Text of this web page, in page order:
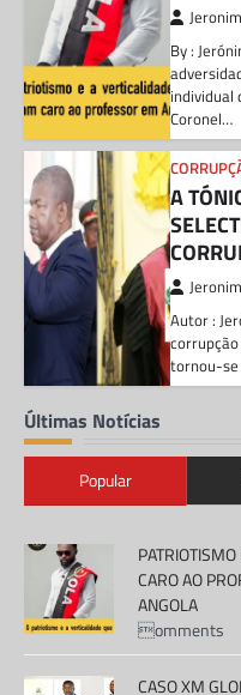
By :
individual
Coronel…
A
Autor :
tornou-
Últimas Notícias
Popular
CARO AO
ANGOLA
omments
CASO XM